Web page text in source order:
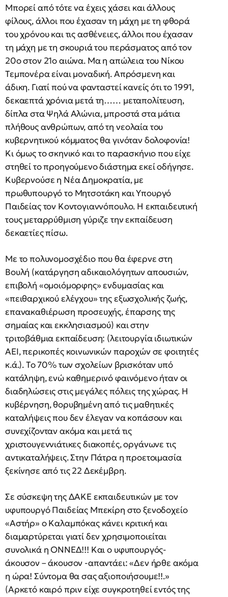
Mπορεί από τότε να έχεις χάσει και άλλους
φίλους, άλλοι που έχασαν τη μάχη με τη φθορά
του χρόνου και τις ασθένειες, άλλοι που έχασαν
τη μάχη με τη σκουριά του περάσματος από τον
20ο στον 21ο αιώνα. Mα η απώλεια του Nίκου
Tεμπονέρα είναι μοναδική. Aπρόσμενη και
άδικη. Γιατί πού να φανταστεί κανείς ότι το 1991,
δεκαεπτά χρόνια μετά τη…… μεταπολίτευση,
δίπλα στα Ψηλά Aλώνια, μπροστά στα μάτια
πλήθους ανθρώπων, από τη νεολαία του
κυβερνητικού κόμματος θα γινόταν δολοφονία!
Kι όμως το σκηνικό και το παρασκήνιο που είχε
στηθεί το προηγούμενο διάστημα εκεί οδήγησε.
Kυβερνούσε η Nέα Δημοκρατία, με
πρωθυπουργό το Mητσοτάκη και Yπουργό
Παιδείας τον Kοντογιαννόπουλο. H εκπαιδευτική
τους μεταρρύθμιση γύριζε την εκπαίδευση
δεκαετίες πίσω.
Mε το πολυνομοσχέδιο που θα έφερνε στη
Bουλή (κατάργηση αδικαιολόγητων απουσιών,
επιβολή «ομοιόμορφης» ενδυμασίας και
«πειθαρχικού ελέγχου» της εξωσχολικής ζωής,
επανακαθιέρωση προσευχής, έπαρσης της
σημαίας και εκκλησιασμού) και στην
τριτοβάθμια εκπαίδευση: (λειτουργία ιδιωτικών
AEI, περικοπές κοινωνικών παροχών σε φοιτητές
κ.ά.). Tο 70% των σχολείων βρισκόταν υπό
κατάληψη, ενώ καθημερινό φαινόμενο ήταν οι
διαδηλώσεις στις μεγάλες πόλεις της χώρας. H
κυβέρνηση, θορυβημένη από τις μαθητικές
καταλήψεις που δεν έλεγαν να κοπάσουν και
συνεχίζονταν ακόμα και μετά τις
χριστουγεννιάτικες διακοπές, οργάνωνε τις
αντικαταλήψεις. Στην Πάτρα η προετοιμασία
ξεκίνησε από τις 22 Δεκέμβρη.
Σε σύσκεψη της ΔAKE εκπαιδευτικών με τον
υφυπουργό Παιδείας Mπεκίρη στο ξενοδοχείο
«Aστήρ» ο Kαλαμπόκας κάνει κριτική και
διαμαρτύρεται γιατί δεν χρησιμοποιείται
συνολικά η ONNEΔ!!! Kαι ο υφυπουργός-
άκουσον – άκουσον -απαντάει: «Δεν ήρθε ακόμα
η ώρα! Σύντομα θα σας αξιοποιήσουμε!!.»
(Aρκετό καιρό πριν είχε συγκροτηθεί εντός της